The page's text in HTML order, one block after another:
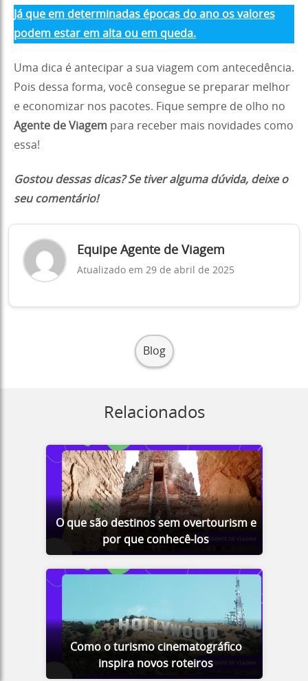
Já que em determinadas épocas do ano os valores
podem estar em alta ou em queda.
Uma dica é antecipar a sua viagem com antecedência.
Pois dessa forma, você consegue se preparar melhor
e economizar nos pacotes. Fique sempre de olho no
Agente de Viagem para receber mais novidades como
essa!
Gostou dessas dicas? Se tiver alguma dúvida, deixe o
seu comentário!
Equipe Agente de Viagem
Atualizado em 29 de abril de 2025
Blog
Relacionados
O que são destinos sem overtourism e
por que conhecê-los
Como o turismo cinematográfico
inspira novos roteiros